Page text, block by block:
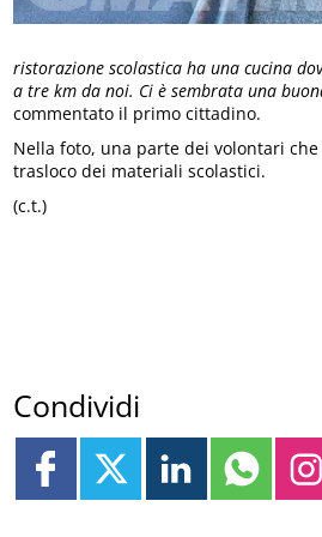
ristorazione scolastica ha una cucina
a tre km da noi. Ci è sembrata una
commentato il primo cittadino.
Nella foto, una parte dei volontari
trasloco dei materiali scolastici.
(c.t.)
Condividi